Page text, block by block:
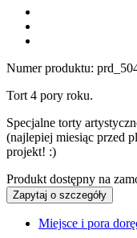
Numer produktu:
Tort 4 pory roku.
Specjalne torty
(najlepiej miesiąc przed
projekt! :)
Produkt dostępny na
Zapytaj o szczegóły
Miejsce i pora